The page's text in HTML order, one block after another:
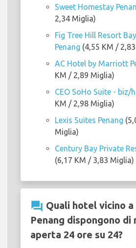
Sweet Homestay
2,34 Miglia)
Fig Tree Hill Resort
Penang (4,55 KM /
AC Hotel by Marriott
KM / 2,89 Miglia)
CEO SoHo Suite - biz/
KM / 2,98 Miglia)
Lexis Suites Penang
Miglia)
Century Bay Private
(6,17 KM / 3,83 Miglia)
question_answer Quali hotel vicino
Penang dispongono di
aperta 24 ore su 24?